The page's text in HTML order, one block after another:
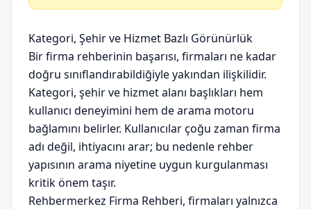
Kategori, Şehir ve Hizmet Bazlı Görünürlük
Bir firma rehberinin başarısı, firmaları ne kadar
doğru sınıflandırabildiğiyle yakından ilişkilidir.
Kategori, şehir ve hizmet alanı başlıkları hem
kullanıcı deneyimini hem de arama motoru
bağlamını belirler. Kullanıcılar çoğu zaman firma
adı değil, ihtiyacını arar; bu nedenle rehber
yapısının arama niyetine uygun kurgulanması
kritik önem taşır.
Rehbermerkez Firma Rehberi, firmaları yalnızca